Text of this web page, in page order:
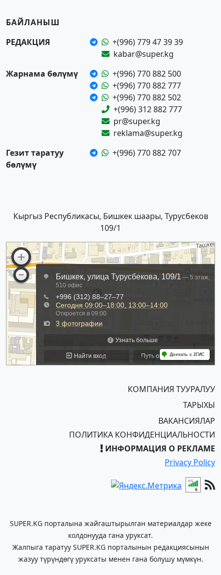
БАЙЛАНЫШ
РЕДАКЦИЯ
+(996) 779 47 39 39
kabar@super.kg
Жарнама бөлүмү
+(996) 770 882 500
+(996) 770 882 777
+(996) 770 882 502
+(996) 312 882 777
pr@super.kg
reklama@super.kg
Гезит таратуу
бөлүмү
+(996) 770 882 707
Кыргыз Республикасы, Бишкек шаары, Турусбеков
109/1
КОМПАНИЯ ТУУРАЛУУ
ТАРЫХЫ
ВАКАНСИЯЛАР
ПОЛИТИКА КОНФИДЕНЦИАЛЬНОСТИ
ИНФОРМАЦИЯ О РЕКЛАМЕ
Privacy Policy
SUPER.KG порталына жайгаштырылган материалдар жеке
колдонууда гана уруксат.
Жалпыга таратуу SUPER.KG порталынын редакциясынын
жазуу түрүндөгү уруксаты менен гана болушу мүмкүн.